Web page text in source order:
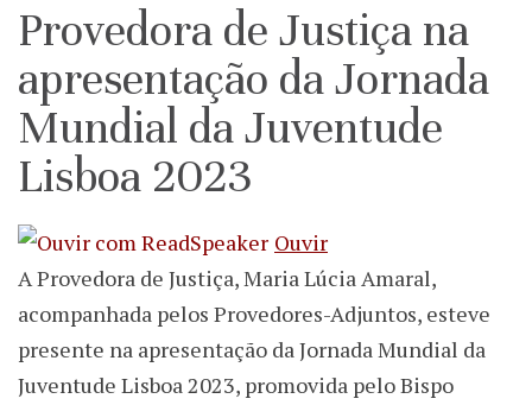
PT
Provedora de Justiça na
apresentação da Jornada
Mundial da Juventude
Lisboa 2023
Ouvir
A Provedora de Justiça, Maria Lúcia Amaral,
acompanhada pelos Provedores-Adjuntos, esteve
presente na apresentação da Jornada Mundial da
Juventude Lisboa 2023, promovida pelo Bispo